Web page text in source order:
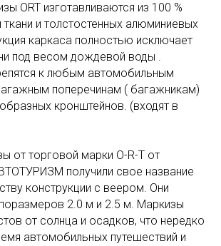
ORT изготавливаются из 100 %
и толстостенных алюминиевых
каркаса полностью исключает
под весом дождевой воды .
к любым автомобильным
поперечинам ( багажникам)
кронштейнов. (входят в
от торговой марки O-R-T от
получили свое название
конструкции с веером. Они
2.0 м и 2.5 м. Маркизы
от солнца и осадков, что нередко
автомобильных путешествий и